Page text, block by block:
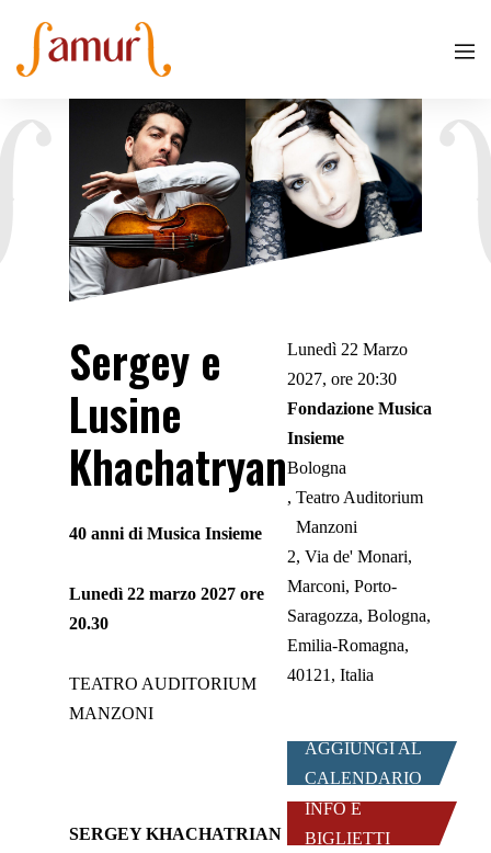
Sergey e
Lusine
Khachatryan
40 anni di Musica Insieme
Lunedì 22 marzo 2027 ore
20.30
TEATRO AUDITORIUM
MANZONI
SERGEY KHACHATRIAN
Lunedì 22 Marzo
2027, ore 20:30
Fondazione Musica
Insieme
Bologna
Teatro Auditorium
Manzoni
2, Via de' Monari,
Marconi, Porto-
Saragozza, Bologna,
Emilia-Romagna,
40121, Italia
AGGIUNGI AL
CALENDARIO
INFO E
BIGLIETTI